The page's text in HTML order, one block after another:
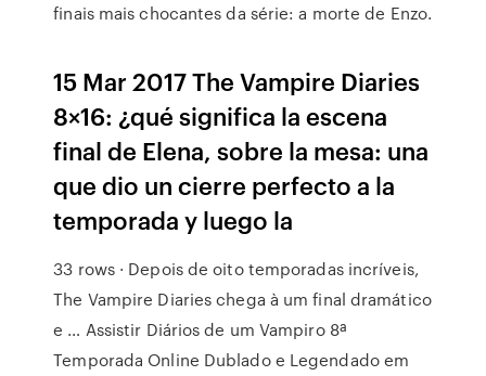
finais mais chocantes da série: a morte de Enzo.
15 Mar 2017 The Vampire Diaries
8×16: ¿qué significa la escena
final de Elena, sobre la mesa: una
que dio un cierre perfecto a la
temporada y luego la
33 rows · Depois de oito temporadas incríveis,
The Vampire Diaries chega à um final dramático
e … Assistir Diários de um Vampiro 8ª
Temporada Online Dublado e Legendado em